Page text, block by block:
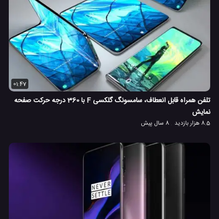
01:47
تلفن همراه قابل انعطاف، سامسونگ گلکسی F با 360 درجه حرکت صفحه
نمایش
8.5 هزار بازدید 8 سال پیش